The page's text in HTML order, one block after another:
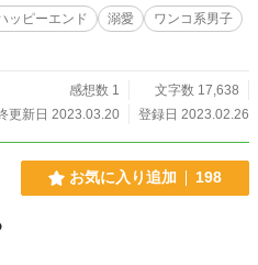
ッピーエンド 溺愛
ワンコ系男子
感想数 1
文字数 17,638
更新日 2023.03.20
登録日 2023.02.26
お気に入り追加 198